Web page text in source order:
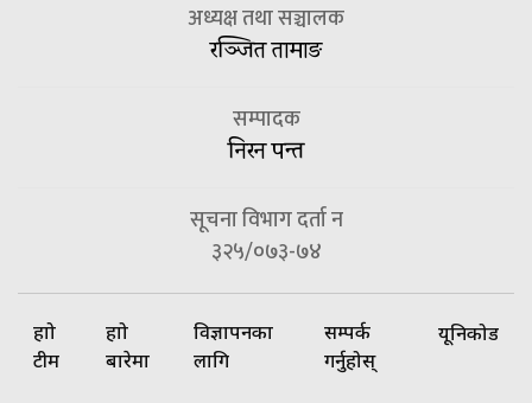
अध्यक्ष तथा सञ्चालक
रञ्जित तामाङ
सम्पादक
निरन पन्त
सूचना विभाग दर्ता न
३२५/०७३-७४
हाम्रो
टीम
हाम्रो
बारेमा
विज्ञापनका
लागि
सम्पर्क
गर्नुहोस्
यूनिकोड